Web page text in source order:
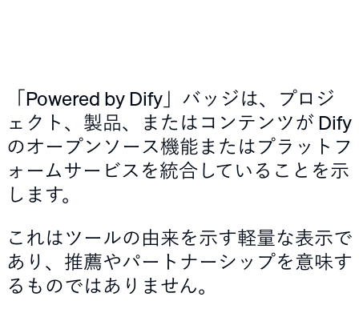
「Powered by Dify」バッジは、プロジ
ェクト、製品、またはコンテンツが Dify
のオープンソース機能またはプラットフ
ォームサービスを統合していることを示
します。
これはツールの由来を示す軽量な表示で
あり、推薦やパートナーシップを意味す
るものではありません。